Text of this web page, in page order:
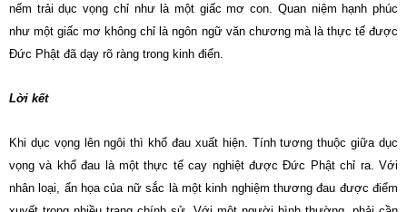
nếm trải dục vọng chỉ như là một giấc mơ con. Quan niệm hạnh phúc
như một giấc mơ không chỉ là ngôn ngữ văn chương mà là thực tế được
Đức Phật đã dạy rõ ràng trong kinh điển.
Lời kết
Khi dục vọng lên ngôi thì khổ đau xuất hiện. Tính tương thuộc giữa dục
vọng và khổ đau là một thực tế cay nghiệt được Đức Phật chỉ ra. Với
nhân loại, ẩn họa của nữ sắc là một kinh nghiệm thương đau được điểm